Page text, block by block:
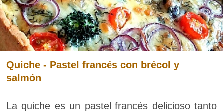
Quiche - Pastel francés con brécol y
salmón
La quiche es un pastel francés delicioso tanto